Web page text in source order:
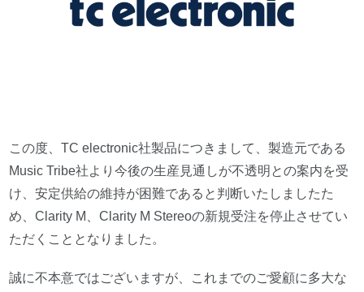
この度、TC electronic社製品につきまして、製造元である
Music Tribe社より今後の生産見通しが不透明との案内を受
け、安定供給の維持が困難であると判断いたしましたた
め、Clarity M、Clarity M Stereoの新規受注を停止させてい
ただくこととなりました。
誠に不本意ではございますが、これまでのご愛顧に多大な